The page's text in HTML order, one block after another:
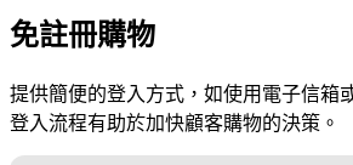
免註冊購物
提供簡便的登入方式，如使用電子信箱
登入流程有助於加快顧客購物的決策。